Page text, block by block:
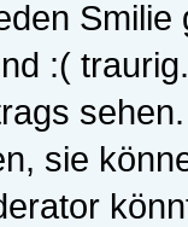
:(
sie